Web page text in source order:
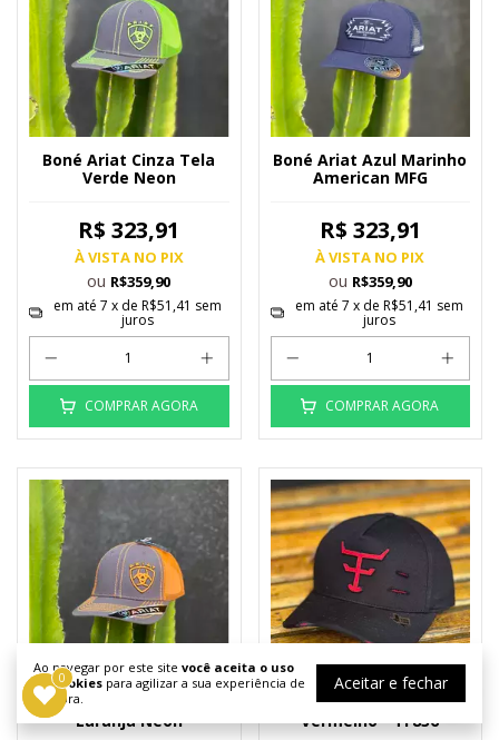
Ao navegar por este site você aceita o uso
de cookies para agilizar a sua experiência de
compra.
Aceitar e fechar
Boné Ariat Cinza Tela
Verde Neon
R$ 323,91
À VISTA NO PIX
ou R$359,90
em até7 x deR$51,41 sem
juros
COMPRAR AGORA
Boné Ariat Azul Marinho
American MFG
R$ 323,91
À VISTA NO PIX
ou R$359,90
em até 7 x de R$51,41 sem
juros
COMPRAR AGORA
Boné Ariat Cinza Tela
Laranja Neon
Boné Texas Farm Preto/
Vermelho - TF836
0
0